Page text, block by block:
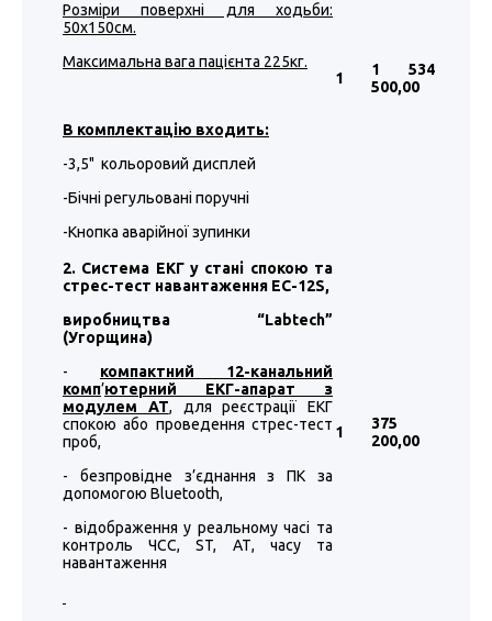
Розміри поверхні для ходьби:
50х150см.
Максимальна вага пацієнта 225кг.
В комплектацію входить:
-3,5" кольоровий дисплей
-Бічні регульовані поручні
-Кнопка аварійної зупинки
1
1 534
500,00
2. Система ЕКГ у стані спокою та
стрес-тест навантаження EC-12S,
виробництва “Labtech”
(Угорщина)
- компактний 12-канальний
комп’ютерний ЕКГ-апарат з
модулем АТ, для реєстрації ЕКГ
спокою або проведення стрес-тест
проб,
- безпровідне з’єднання з ПК за
допомогою Bluetooth,
- відображення у реальному часі та
контроль ЧСС, ST, АТ, часу та
навантаження
1
375
200,00